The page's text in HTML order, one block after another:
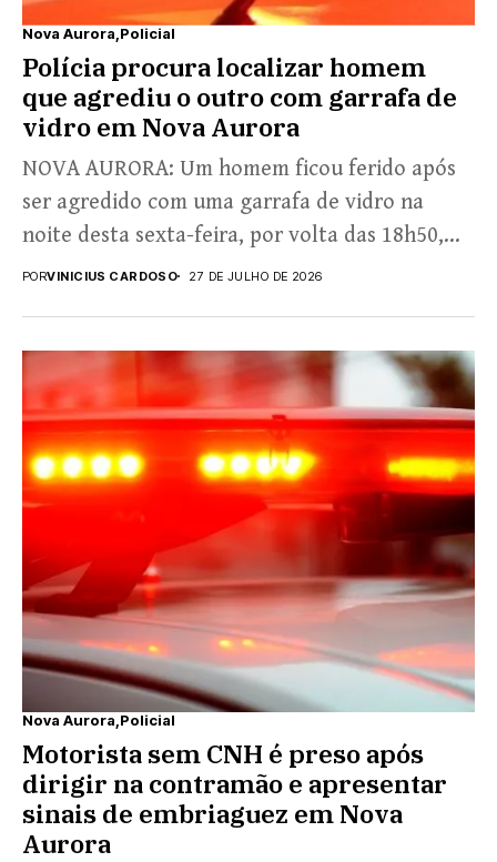
Nova Aurora Policial
Polícia procura localizar homem
que agrediu o outro com garrafa de
vidro em Nova Aurora
NOVA AURORA: Um homem ficou ferido após
ser agredido com uma garrafa de vidro na
noite desta sexta-feira, por volta das 18h50,
em...
PORVINICIUS CARDOSO 27 DE JULHO DE 2026
Nova Aurora Policial
Motorista sem CNH é preso após
dirigir na contramão e apresentar
sinais de embriaguez em Nova
Aurora